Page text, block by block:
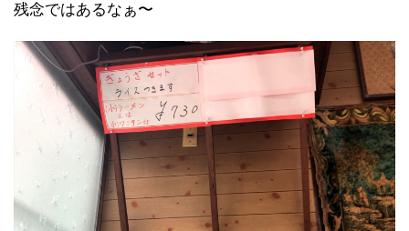
残念ではあるなぁ〜